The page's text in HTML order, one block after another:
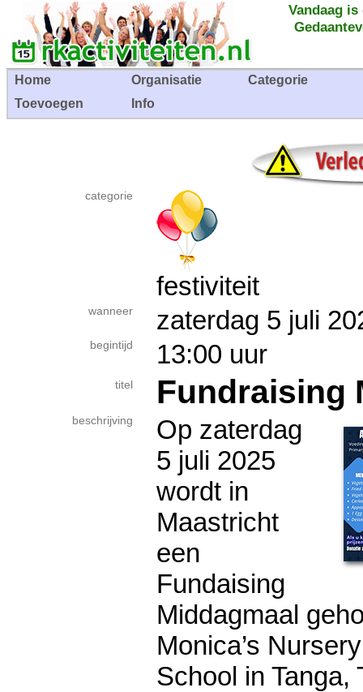
Vandaag
Home Organisatie
Categorie
Toevoegen
Info
categorie
festiviteit
wanneer zaterdag 5 juli
begintijd 13:00 uur
titel Fundraising
beschrijving
Op zaterdag
5 juli 2025
wordt in
Maastricht
een
Fundaising
Middagmaal
Monica’s
School in Tanga,